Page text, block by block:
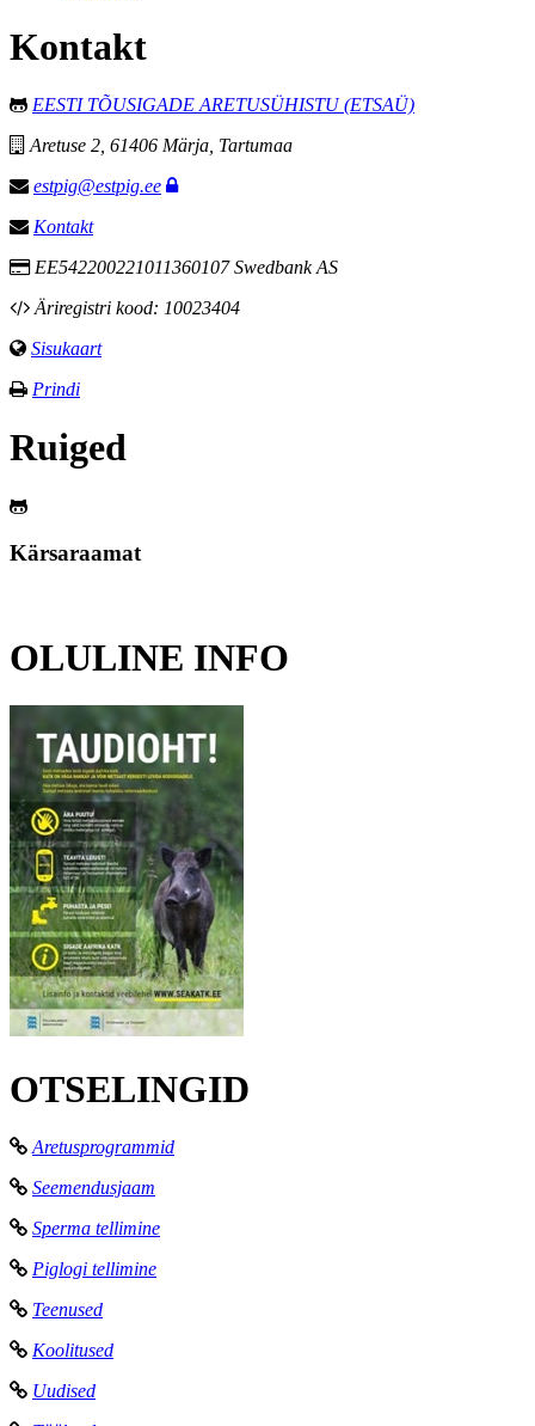
Kontakt
EESTI TÕUSIGADE ARETUSÜHISTU (ETSAÜ)
Aretuse 2, 61406 Märja, Tartumaa
estpig@estpig.ee
Kontakt
EE542200221011360107 Swedbank AS
Äriregistri kood: 10023404
Sisukaart
Prindi
Ruiged
Kärsaraamat
OLULINE INFO
OTSELINGID
Aretusprogrammid
Seemendusjaam
Sperma tellimine
Piglogi tellimine
Teenused
Koolitused
Uudised